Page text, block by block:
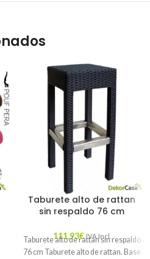
Taburete alto de rattan
sin respaldo 76 cm
111,93€ IVA Incl.
Taburete alto de rattan sin respaldo
76 cm Taburete alto de rattan. Base